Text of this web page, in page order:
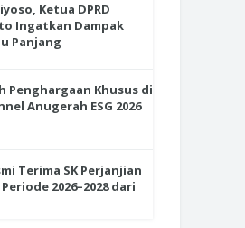
Ketua DPRD
Ingatkan Dampak
Panjang
Penghargaan Khusus di
Anugerah ESG 2026
Terima SK Perjanjian
2026–2028 dari